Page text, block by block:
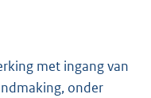
met ingang van
onder